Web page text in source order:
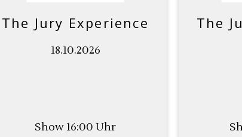
The Jury Experience
18.10.2026
Show 16:00 Uhr
The